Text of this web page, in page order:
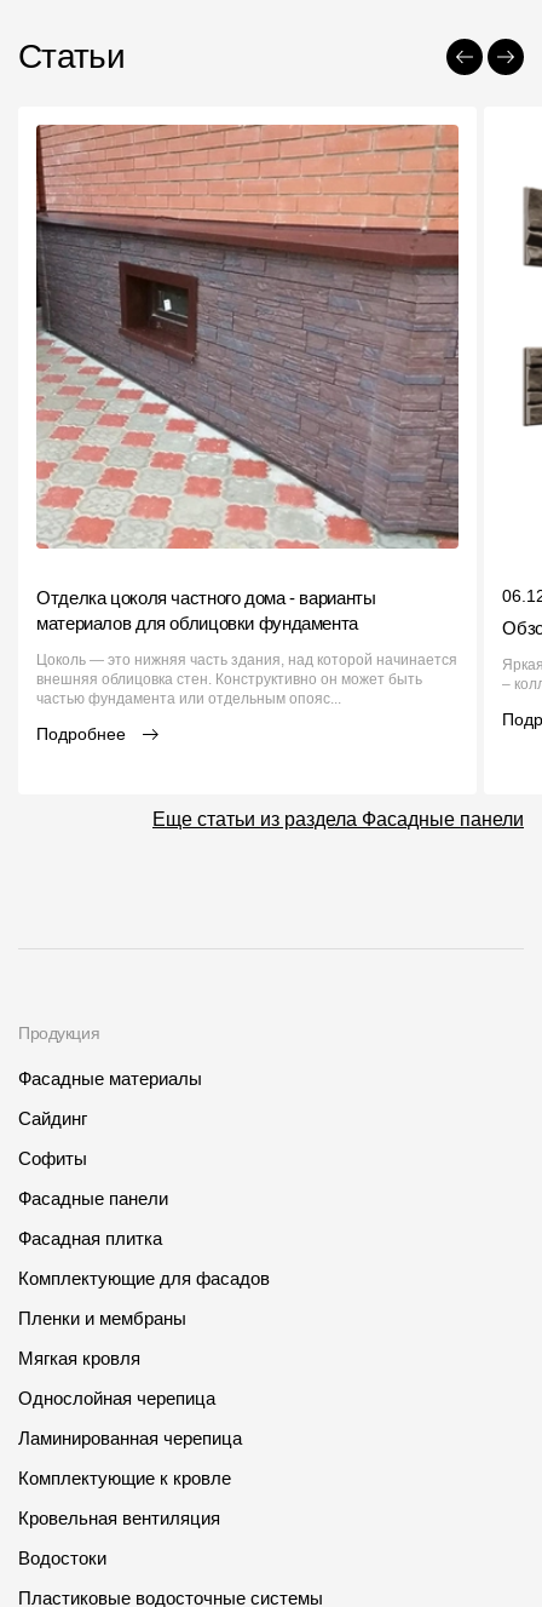
Статьи
Отделка цоколя частного дома - варианты
материалов для облицовки фундамента
Цоколь — это нижняя часть здания, над которой начинается
внешняя облицовка стен. Конструктивно он может быть
частью фундамента или отдельным опояс...
Подробнее
–
Еще статьи из раздела Фасадные панели
Продукция
Фасадные материалы
Сайдинг
Софиты
Фасадные панели
Фасадная плитка
Комплектующие для фасадов
Пленки и мембраны
Мягкая кровля
Однослойная черепица
Ламинированная черепица
Комплектующие к кровле
Кровельная вентиляция
Водостоки
Пластиковые водосточные системы